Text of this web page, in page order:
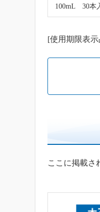
100mL 30本
[使用期限表
ここに掲載さ